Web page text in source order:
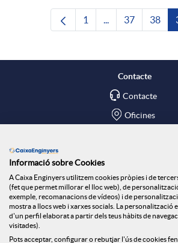
Pàgina
1 ...PàginesPàgina
37 38
Contacte
Contacte
Oficines
Social Room
Seguretat Online
Informació sobre Cookies
A Caixa Enginyers utilitzem cookies pròpies i de
(fet que permet millorar el lloc web), de
exemple, recomanacions de vídeos) i de
mostra a llocs web i xarxes socials. La personalització
d'un perfil elaborat a partir dels teus hàbits de
visitades).
Pots acceptar, configurar o rebutjar l'ús de cookies